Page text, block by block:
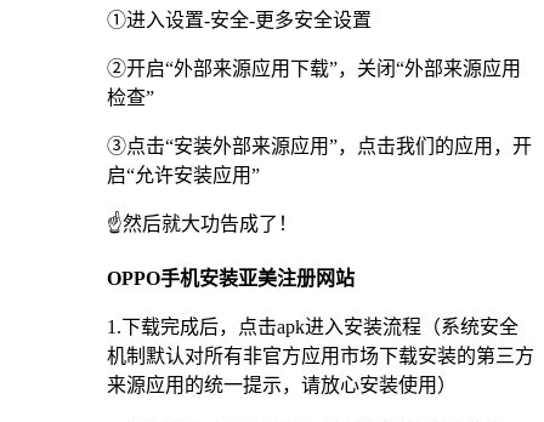
①进入设置-安全-更多安全设置
②开启“外部来源应用下载”，关闭“外部来源应用
检查”
③点击“安装外部来源应用”，点击我们的应用，开
启“允许安装应用”
☝️然后就大功告成了！
OPPO手机安装亚美注册网站
1.下载完成后，点击apk进入安装流程（系统安全
机制默认对所有非官方应用市场下载安装的第三方
来源应用的统一提示，请放心安装使用）